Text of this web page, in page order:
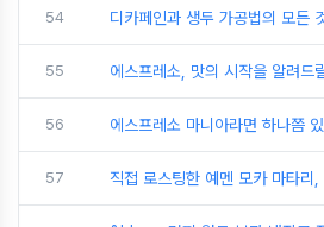
54 디카페인과 생두 가공법의 모든
55 에스프레소, 맛의 시작을 알려드
56 에스프레소 마니아라면 하나쯤
57 직접 로스팅한 예멘 모카 마타리